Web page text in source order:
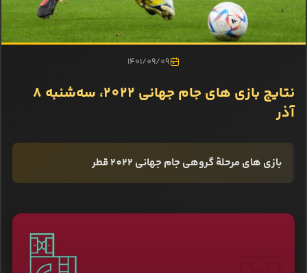
1401/09/09
نتایج بازی‌ های جام جهانی 2022، سه‌شنبه 8
آذر
بازی‌ های مرحلۀ گروهی جام جهانی 2022 قطر